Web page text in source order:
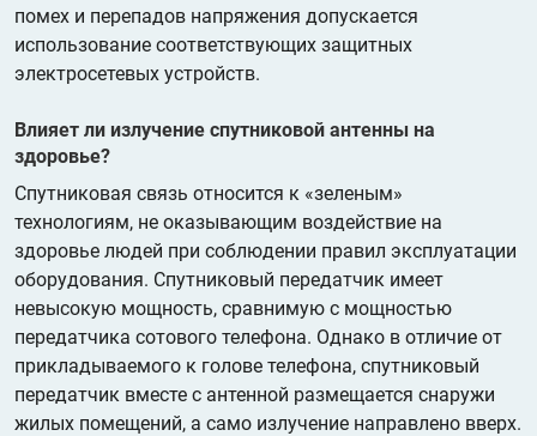
помех и перепадов напряжения допускается
использование соответствующих защитных
электросетевых устройств.
Влияет ли излучение спутниковой антенны на
здоровье?
Спутниковая связь относится к «зеленым»
технологиям, не оказывающим воздействие на
здоровье людей при соблюдении правил эксплуатации
оборудования. Спутниковый передатчик имеет
невысокую мощность, сравнимую с мощностью
передатчика сотового телефона. Однако в отличие от
прикладываемого к голове телефона, спутниковый
передатчик вместе с антенной размещается снаружи
жилых помещений, а само излучение направлено вверх.